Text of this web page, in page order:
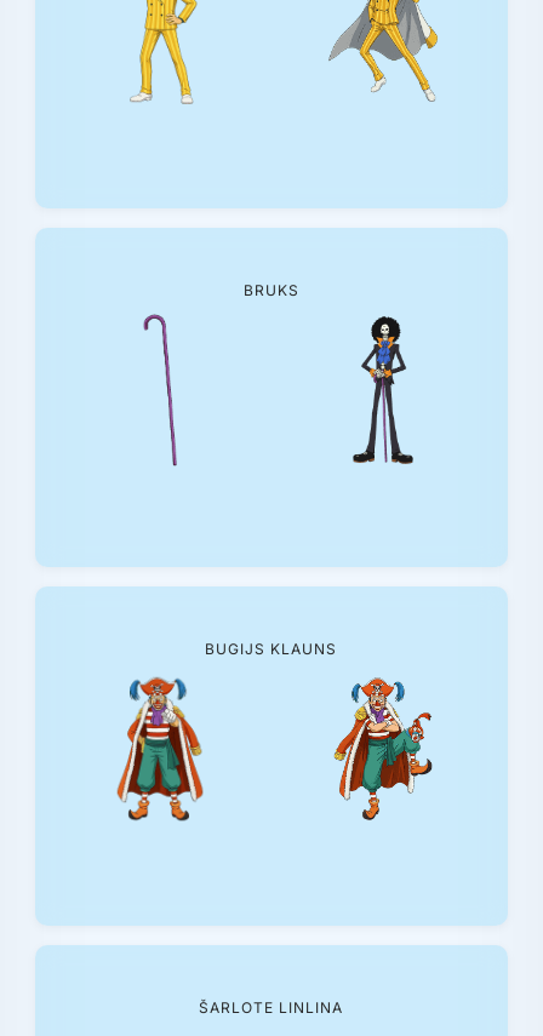
BRUKS
BUGIJS KLAUNS
ŠARLOTE LINLINA